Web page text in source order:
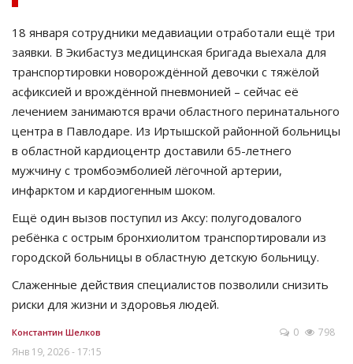
18 января сотрудники медавиации отработали ещё три
заявки. В Экибастуз медицинская бригада выехала для
транспортировки новорождённой девочки с тяжёлой
асфиксией и врождённой пневмонией – сейчас её
лечением занимаются врачи областного перинатального
центра в Павлодаре. Из Иртышской районной больницы
в областной кардиоцентр доставили 65-летнего
мужчину с тромбоэмболией лёгочной артерии,
инфарктом и кардиогенным шоком.
Ещё один вызов поступил из Аксу: полугодовалого
ребёнка с острым бронхиолитом транспортировали из
городской больницы в областную детскую больницу.
Слаженные действия специалистов позволили снизить
риски для жизни и здоровья людей.
Константин Шелков
Янв 19, 2026 - 17:15
0 798